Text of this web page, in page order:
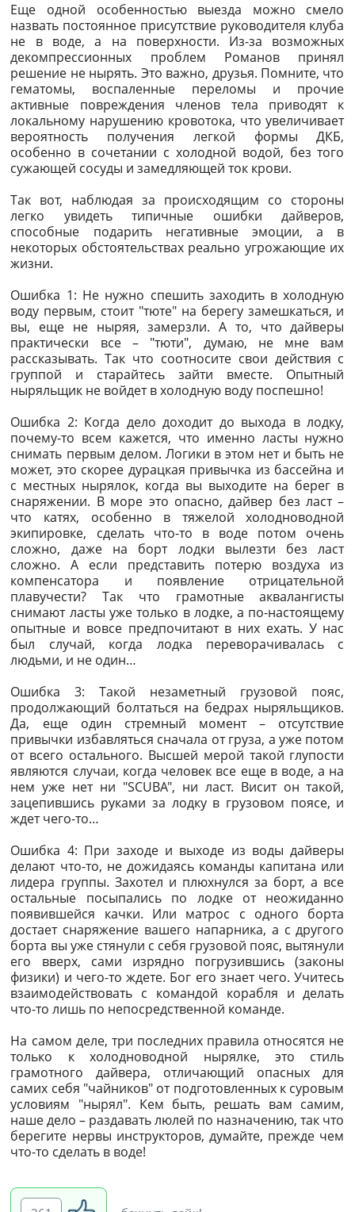
Еще одной особенностью выезда можно смело
назвать постоянное присутствие руководителя клуба
не в воде, а на поверхности. Из-за возможных
декомпрессионных проблем Романов принял
решение не нырять. Это важно, друзья. Помните, что
гематомы, воспаленные переломы и прочие
активные повреждения членов тела приводят к
локальному нарушению кровотока, что увеличивает
вероятность получения легкой формы ДКБ,
особенно в сочетании с холодной водой, без того
сужающей сосуды и замедляющей ток крови.
Так вот, наблюдая за происходящим со стороны
легко увидеть типичные ошибки дайверов,
способные подарить негативные эмоции, а в
некоторых обстоятельствах реально угрожающие их
жизни.
Ошибка 1: Не нужно спешить заходить в холодную
воду первым, стоит "тюте" на берегу замешкаться, и
вы, еще не ныряя, замерзли. А то, что дайверы
практически все – "тюти", думаю, не мне вам
рассказывать. Так что соотносите свои действия с
группой и старайтесь зайти вместе. Опытный
ныряльщик не войдет в холодную воду поспешно!
Ошибка 2: Когда дело доходит до выхода в лодку,
почему-то всем кажется, что именно ласты нужно
снимать первым делом. Логики в этом нет и быть не
может, это скорее дурацкая привычка из бассейна и
с местных нырялок, когда вы выходите на берег в
снаряжении. В море это опасно, дайвер без ласт –
что катях, особенно в тяжелой холодноводной
экипировке, сделать что-то в воде потом очень
сложно, даже на борт лодки вылезти без ласт
сложно. А если представить потерю воздуха из
компенсатора и появление отрицательной
плавучести? Так что грамотные аквалангисты
снимают ласты уже только в лодке, а по-настоящему
опытные и вовсе предпочитают в них ехать. У нас
был случай, когда лодка переворачивалась с
людьми, и не один…
Ошибка 3: Такой незаметный грузовой пояс,
продолжающий болтаться на бедрах ныряльщиков.
Да, еще один стремный момент – отсутствие
привычки избавляться сначала от груза, а уже потом
от всего остального. Высшей мерой такой глупости
являются случаи, когда человек все еще в воде, а на
нем уже нет ни "SCUBA", ни ласт. Висит он такой,
зацепившись руками за лодку в грузовом поясе, и
ждет чего-то…
Ошибка 4: При заходе и выходе из воды дайверы
делают что-то, не дожидаясь команды капитана или
лидера группы. Захотел и плюхнулся за борт, а все
остальные посыпались по лодке от неожиданно
появившейся качки. Или матрос с одного борта
достает снаряжение вашего напарника, а с другого
борта вы уже стянули с себя грузовой пояс, вытянули
его вверх, сами изрядно погрузившись (законы
физики) и чего-то ждете. Бог его знает чего. Учитесь
взаимодействовать с командой корабля и делать
что-то лишь по непосредственной команде.
На самом деле, три последних правила относятся не
только к холодноводной нырялке, это стиль
грамотного дайвера, отличающий опасных для
самих себя "чайников" от подготовленных к суровым
условиям "нырял". Кем быть, решать вам самим,
наше дело – раздавать люлей по назначению, так что
берегите нервы инструкторов, думайте, прежде чем
что-то сделать в воде!